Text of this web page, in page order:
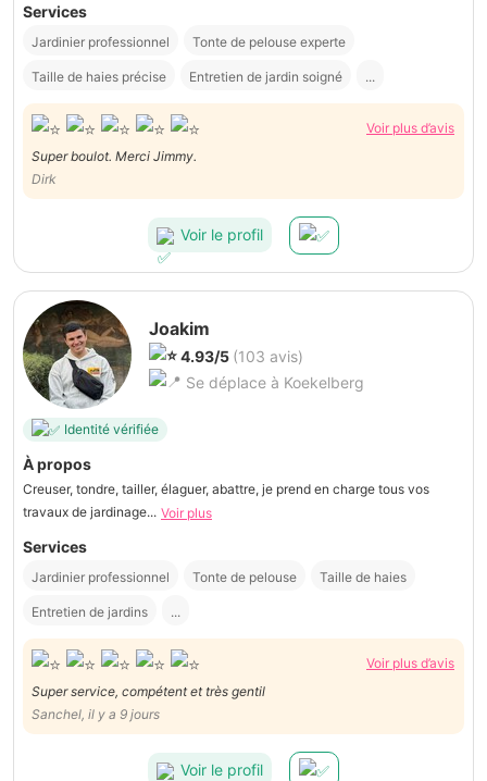
Services
Jardinier professionnel Tonte de pelouse experte
Taille de haies précise Entretien de jardin soigné ...
Voir plus d’avis
Super boulot. Merci Jimmy.
Dirk
Voir le profil
Joakim
4.93/5 (103 avis)
Se déplace à Koekelberg
Identité vérifiée
À propos
Creuser, tondre, tailler, élaguer, abattre, je prend en charge tous vos
travaux de jardinage... Voir plus
Services
Jardinier professionnel Tonte de pelouse Taille de haies
Entretien de jardins ...
Voir plus d’avis
Super service, compétent et très gentil
Sanchel, il y a 9 jours
Voir le profil